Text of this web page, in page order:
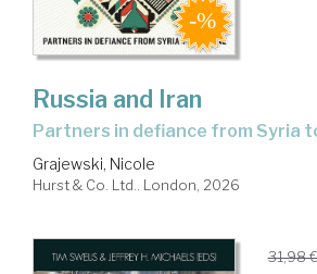
Russia and Iran
partners in defiance from Syria
Grajewski, Nicole
Hurst & Co. Ltd.. London, 2026
31,98 €